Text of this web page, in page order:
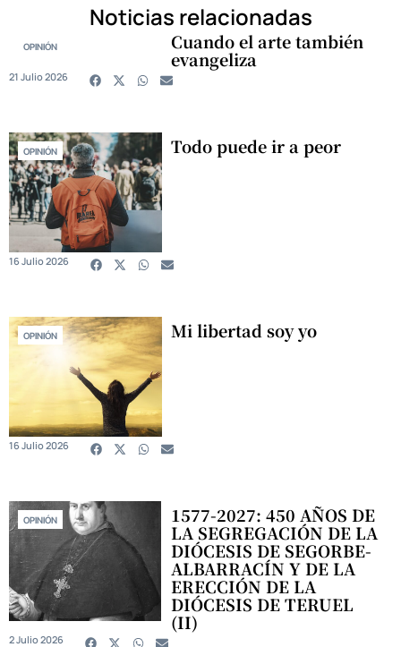
Noticias relacionadas
OPINIÓN Cuando el arte también
evangeliza
21 Julio 2026
OPINIÓN Todo puede ir a peor
16 Julio 2026
OPINIÓN Mi libertad soy yo
16 Julio 2026
OPINIÓN 1577-2027: 450 AÑOS DE
LA SEGREGACIÓN DE LA
DIÓCESIS DE SEGORBE-
ALBARRACÍN Y DE LA
ERECCIÓN DE LA
DIÓCESIS DE TERUEL
(II)
2 Julio 2026